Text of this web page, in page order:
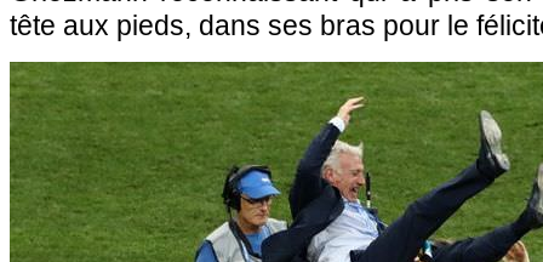
tête aux pieds, dans ses bras pour le